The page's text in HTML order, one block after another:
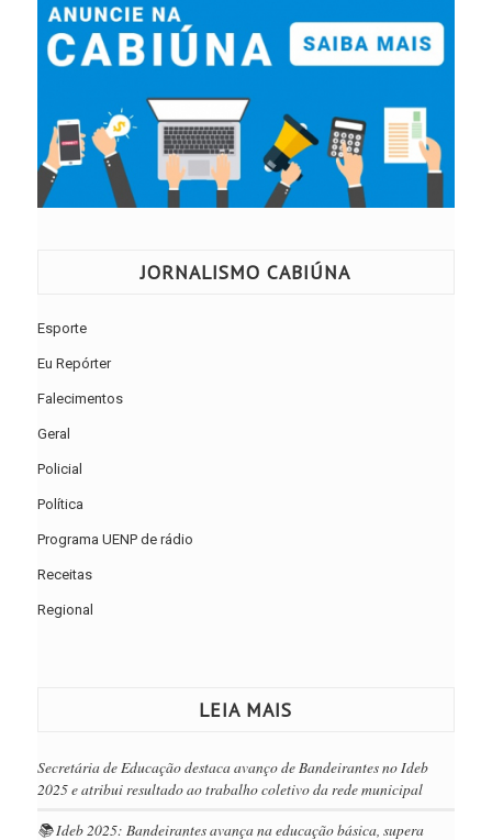
JORNALISMO CABIÚNA
Esporte
Eu Repórter
Falecimentos
Geral
Policial
Política
Programa UENP de rádio
Receitas
Regional
LEIA MAIS
Secretária de Educação destaca avanço de Bandeirantes no Ideb
2025 e atribui resultado ao trabalho coletivo da rede municipal
📚 Ideb 2025: Bandeirantes avança na educação básica, supera